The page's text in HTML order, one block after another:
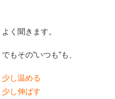
よく聞きます。
でもその”いつも”も、
少し温める
少し伸ばす